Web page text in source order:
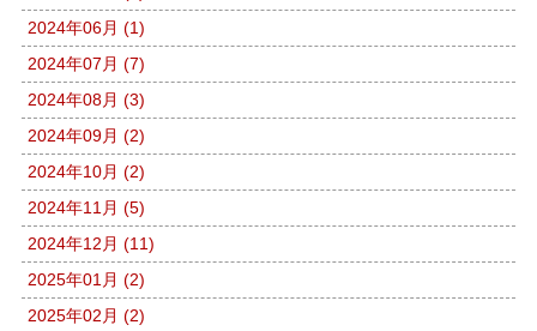
2024年06月 (1)
2024年07月 (7)
2024年08月 (3)
2024年09月 (2)
2024年10月 (2)
2024年11月 (5)
2024年12月 (11)
2025年01月 (2)
2025年02月 (2)